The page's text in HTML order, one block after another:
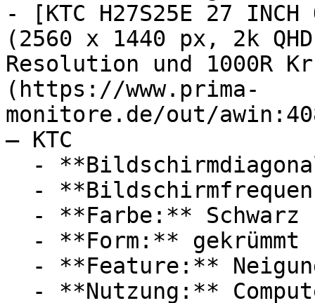
- [KTC H27S25E 27
(2560 x 1440 px, 2k
Resolution und 1000R
(https://www.prima-
monitore.de/out/
— KTC